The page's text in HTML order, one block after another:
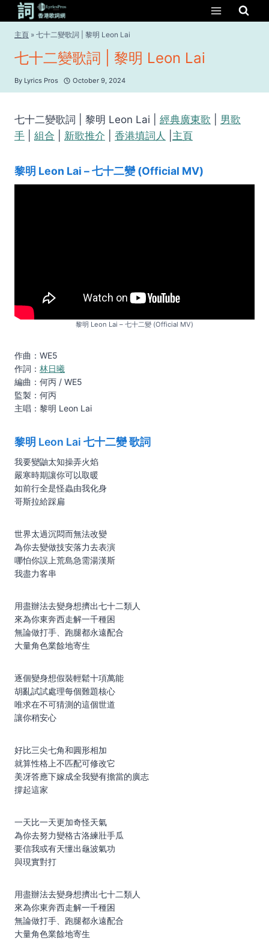
content
主頁 » 七十二變歌詞 | 黎明 Leon Lai
七十二變歌詞 | 黎明 Leon Lai
By Lyrics Pros October 9, 2024
七十二變歌詞 | 黎明 Leon Lai | 經典廣東歌
男歌
手
組合 新歌推介 香港填詞人 主頁
黎明 Leon Lai – 七十二變 (Official MV)
黎明 Leon Lai – 七十二變 (Official MV)
作曲：WE5
作詞： 林日曦
編曲：何丙 / WE5
監製：何丙
主唱：黎明 Leon Lai
黎明 Leon Lai 七十二變 歌詞
我要變鼬太知操弄火焰
嚴寒時期讓你可以取暖
如前⾏全是怪蟲由我化⾝
哥斯拉給踩扁
世界太過沉悶⽽無法改變
為你去變做技安落⼒去表演
哪怕你誤上荒島急需湯漢斯
我盡⼒客串
⽤盡辦法去變⾝想擠出七⼗⼆類⼈
來為你東奔⻄走解⼀千種困
無論做打⼿、跑腿都永遠配合
⼤量⾓⾊業餘地寄⽣
逐個變⾝想假裝輕鬆⼗項萬能
胡亂試試處理每個難題核⼼
唯求在不可猜測的這個世道
讓你稍安⼼
好比三尖七⾓和圓形相加
就算性格上不匹配可修改它
美冴答應下嫁成全我變有擔當的廣志
撐起這家
⼀天比⼀天更加奇怪天氣
為你去努⼒變格古洛練壯⼿瓜
要信我或有天懂出龜波氣功
與現實對打
⽤盡辦法去變⾝想擠出七⼗⼆類⼈
來為你東奔⻄走解⼀千種困
無論做打⼿、跑腿都永遠配合
⼤量⾓⾊業餘地寄⽣